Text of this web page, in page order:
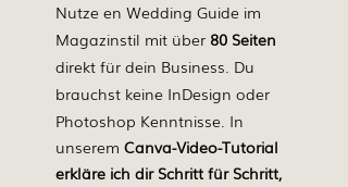
Nutze en Wedding Guide im
Magazinstil mit über 80 Seiten
direkt für dein Business. Du
brauchst keine InDesign oder
Photoshop Kenntnisse. In
unserem Canva-Video-Tutorial
erkläre ich dir Schritt für Schritt,